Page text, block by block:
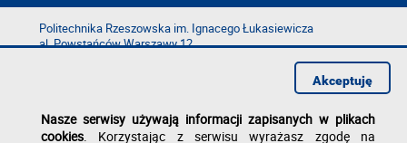
Politechnika Rzeszowska im. Ignacego Łukasiewicza
al. Powstańców Warszawy 12
e-mail:kancelaria@prz.edu.pl
Nasze serwisy używają informacji zapisanych w plikach
cookies. Korzystając z serwisu wyrażasz zgodę na
Akceptuję